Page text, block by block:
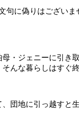
に偽りはございま
・ジェニーに引き
んな暮らしはすぐ
団地に引っ越すと